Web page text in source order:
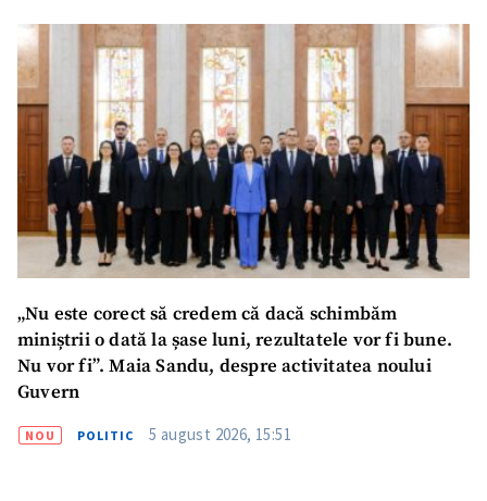
„Nu este corect să credem că dacă schimbăm
miniștrii o dată la șase luni, rezultatele vor fi bune.
Nu vor fi”. Maia Sandu, despre activitatea noului
Guvern
NOU POLITIC 5 august 2026, 15:51
ȘTIREA MEA
Titlu știre+ Adaugă titlu
Fotografie
+ Încarcă imagine
Link media
+ Link media